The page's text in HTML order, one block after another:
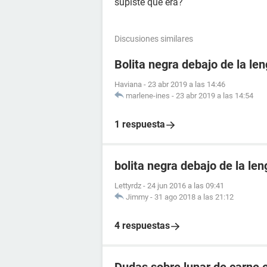
Discusiones similares
Bolita negra debajo de la
Haviana - 23 abr 2019 a las 14:46
marlene-ines - 23 abr 2019 a las 14:54
1 respuesta
bolita negra debajo de la
Lettyrdz - 24 jun 2016 a las 09:41
Jimmy - 31 ago 2018 a las 21:12
4 respuestas